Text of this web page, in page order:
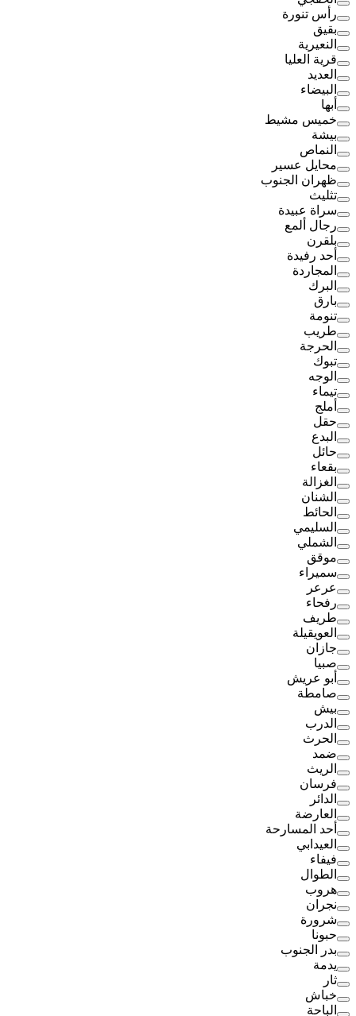
رأس تنورة
بقيق
النعيرية
قرية العليا
العديد
البيضاء
أبها
خميس مشيط
بيشة
النماص
محايل عسير
ظهران الجنوب
تثليث
سراة عبيدة
رجال ألمع
بلقرن
أحد رفيدة
المجاردة
البرك
بارق
تنومة
طريب
الحرجة
تبوك
الوجه
تيماء
أملج
حقل
البدع
حائل
بقعاء
الغزالة
الشنان
الحائط
السليمي
الشملي
موقق
سميراء
عرعر
رفحاء
طريف
العويقيلة
جازان
صبيا
أبو عريش
صامطة
بيش
الدرب
الحرث
ضمد
الريث
فرسان
الدائر
العارضة
أحد المسارحة
العيدابي
فيفاء
الطوال
هروب
نجران
شرورة
حبونا
بدر الجنوب
يدمة
ثار
خباش
الباحة